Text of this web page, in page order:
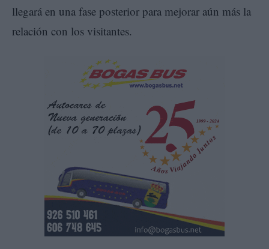
llegará en una fase posterior para mejorar aún más la
relación con los visitantes.